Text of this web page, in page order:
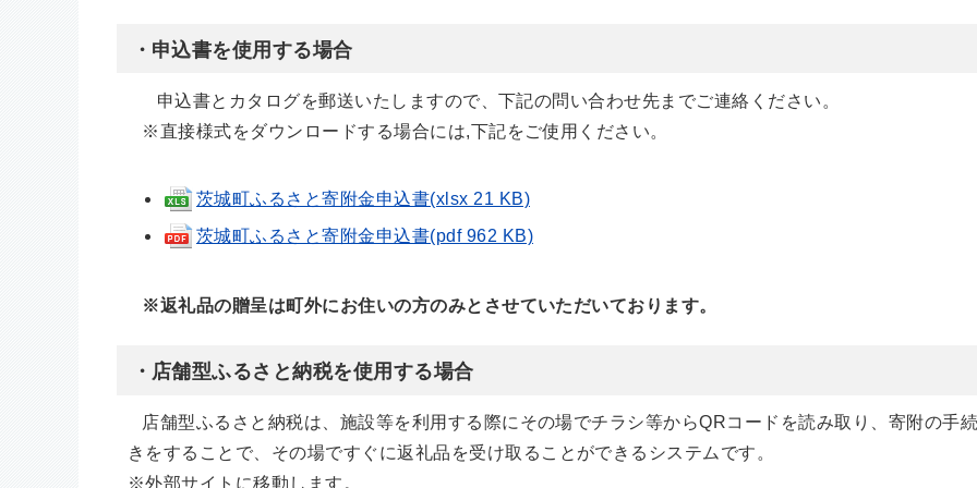
・申込書を使用する場合
申込書とカタログを郵送いたしますので、下記の問い合わせ先までご連絡ください。
※直接様式をダウンロードする場合には,下記をご使用ください。
茨城町ふるさと寄附金申込書(xlsx 21 KB)
茨城町ふるさと寄附金申込書(pdf 962 KB)
※返礼品の贈呈は町外にお住いの方のみとさせていただいております。
・店舗型ふるさと納税を使用する場合
店舗型ふるさと納税は、施設等を利用する際にその場でチラシ等からQRコードを読み取り、寄附の手
きをすることで、その場ですぐに返礼品を受け取ることができるシステムです。
※外部サイトに移動します。